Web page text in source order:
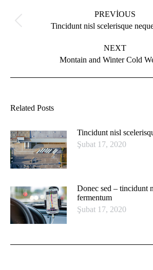
PREVIOUS
Previous
post:
Tincidunt nisl scelerisque
NEXT
Next
Montain and Winter Cold
Related Posts
Tincidunt nisl
Şubat 17, 2020
Donec sed – tincidunt
fermentum
Şubat 17, 2020